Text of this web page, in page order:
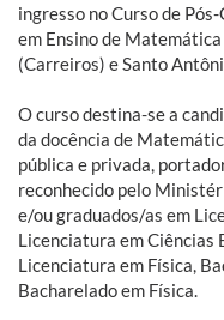
ingresso no Curso de
em Ensino de
(Carreiros) e Santo
O curso destina-se a
da docência de
pública e privada,
reconhecido pelo
e/ou graduados/as em
Licenciatura em Ciências
Licenciatura em Física,
Bacharelado em Física.